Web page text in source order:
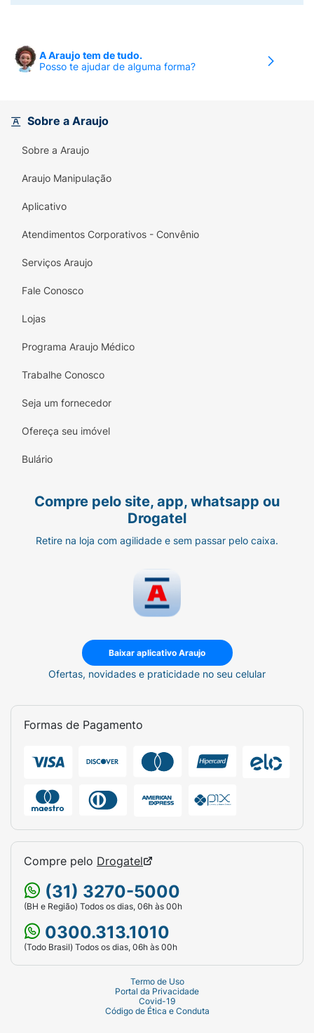
controle do brilho e da oleosidade por até24
cutânea e acalma a pele. Além disso, foi
formulado para garantir o máximo conforto,
esportes e para o uso diário intenso. É a
beleza do cuidado profundo com a segurança
dermatológica que sua pele merece.
Principais Benefícios:
Proteção Muito Alta (FPS 60):
eficaz contra os raios UVA e UVB.
Controle de Oleosidade por 24h:
funde à pele sem pesar ou obstruir poros.
Não Arde os Olhos:
e o uso.
Com Niacinamida:
equilíbrio da oleosidade e na saúde da pele.
Resistente à Água:
Modo de Usar:
Agite o frasco antes de usar.
seca, 30 minutos antes da exposição ao
pescoço e colo.
Reaplique sempre após sudorese
com toalha e durante a exposição ao
sol.
Ficha Técnica:
Produto:
Proteção Solar Ultrafluido.
FPS:60.
Volume:50ml.
Tipo de Pele: Oleosa a mista.
Principais Ativos: Niacinamida e Tecnologia
Antioleosidade.
A Araujo tem de tudo.
Posso te ajudar de alguma forma?
Sobre a Araujo
Sobre a Araujo
Araujo Manipulação
Aplicativo
Atendimentos Corporativos - Convênio
Serviços Araujo
Fale Conosco
Lojas
Programa Araujo Médico
Trabalhe Conosco
Seja um fornecedor
Ofereça seu imóvel
Bulário
Compre pelo site, app, whatsapp ou
Drogatel
Retire na loja com agilidade e sem passar pelo caixa.
Baixar aplicativo Araujo
Ofertas, novidades e praticidade no seu celular
Formas de Pagamento
Compre pelo Drogatel
(31) 3270-5000
(BH e Região) Todos os dias, 06h às 00h
0300.313.1010
(Todo Brasil) Todos os dias, 06h às 00h
Termo de Uso
Portal da Privacidade
Covid-19
Código de Ética e Conduta